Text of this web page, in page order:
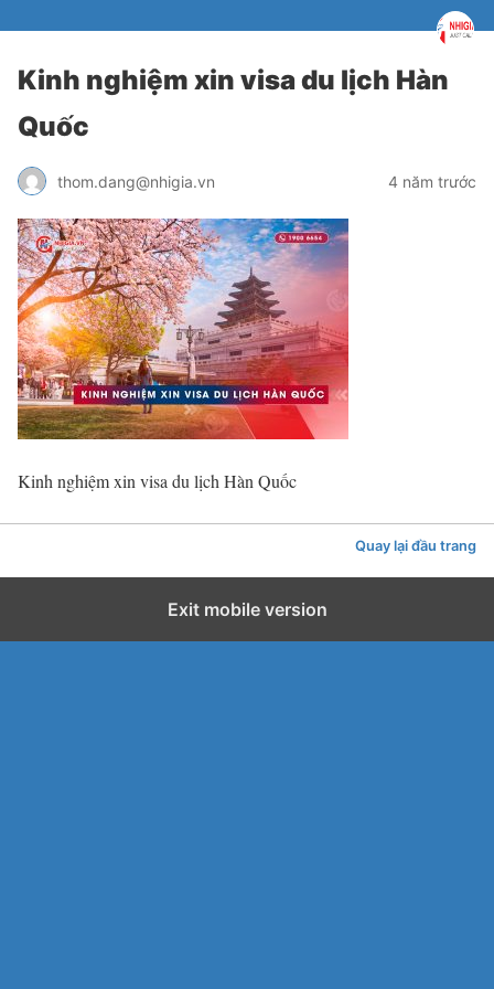
Kinh nghiệm xin visa du lịch Hàn
Quốc
thom.dang@nhigia.vn 4 năm trước
Kinh nghiệm xin visa du lịch Hàn Quốc
Quay lại đầu trang
Exit mobile version